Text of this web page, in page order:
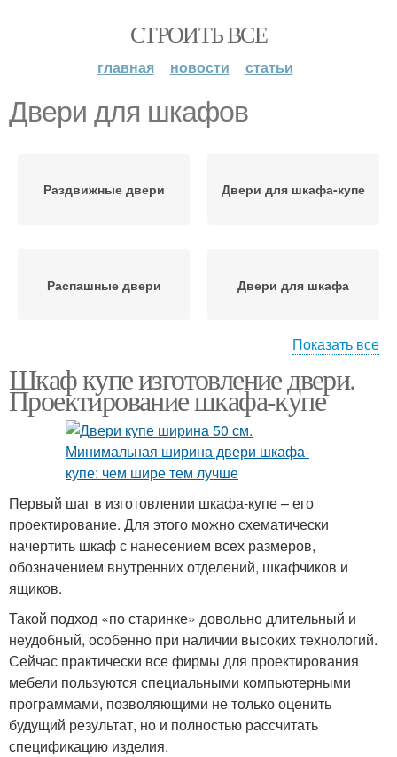
СТРОИТЬ ВСЕ
главная новости статьи
Двери для шкафов
Раздвижные двери Двери для шкафа-купе
Распашные двери Двери для шкафа
Подвесные двери Двери в шкафах
Показать все
Шкаф купе изготовление двери.
Проектирование шкафа-купе
Первый шаг в изготовлении шкафа-купе – его
проектирование. Для этого можно схематически
начертить шкаф с нанесением всех размеров,
обозначением внутренних отделений, шкафчиков и
ящиков.
Такой подход «по старинке» довольно длительный и
неудобный, особенно при наличии высоких технологий.
Сейчас практически все фирмы для проектирования
мебели пользуются специальными компьютерными
программами, позволяющими не только оценить
будущий результат, но и полностью рассчитать
спецификацию изделия.